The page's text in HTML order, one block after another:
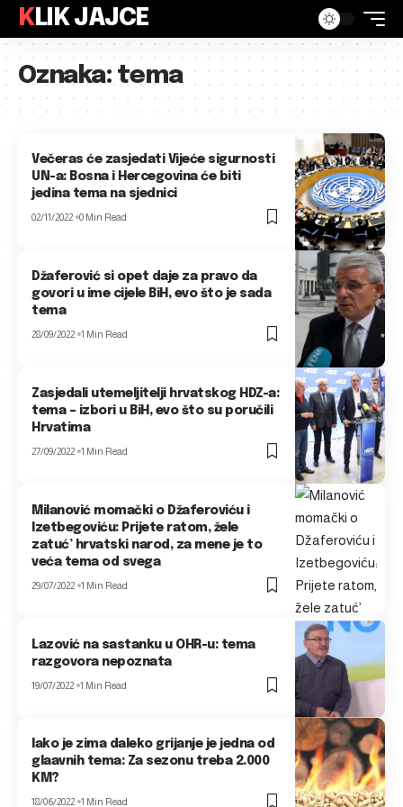
KLIK JAJCE
Oznaka:tema
Večeras će zasjedati Vijeće sigurnosti
UN-a: Bosna i Hercegovina će biti
jedina tema na sjednici
02/11/2022 0 Min Read
Džaferović si opet daje za pravo da
govori u ime cijele BiH, evo što je sada
tema
28/09/2022 1 Min Read
Zasjedali utemeljitelji hrvatskog HDZ-a:
tema – izbori u BiH, evo što su poručili
Hrvatima
27/09/2022 1 Min Read
Milanović momački o Džaferoviću i
Izetbegoviću: Prijete ratom, žele
zatuć’ hrvatski narod, za mene je to
veća tema od svega
29/07/2022 1 Min Read
Lazović na sastanku u OHR-u: tema
razgovora nepoznata
19/07/2022 1 Min Read
Iako je zima daleko grijanje je jedna od
glaavnih tema: Za sezonu treba 2.000
KM?
18/06/2022 1 Min Read